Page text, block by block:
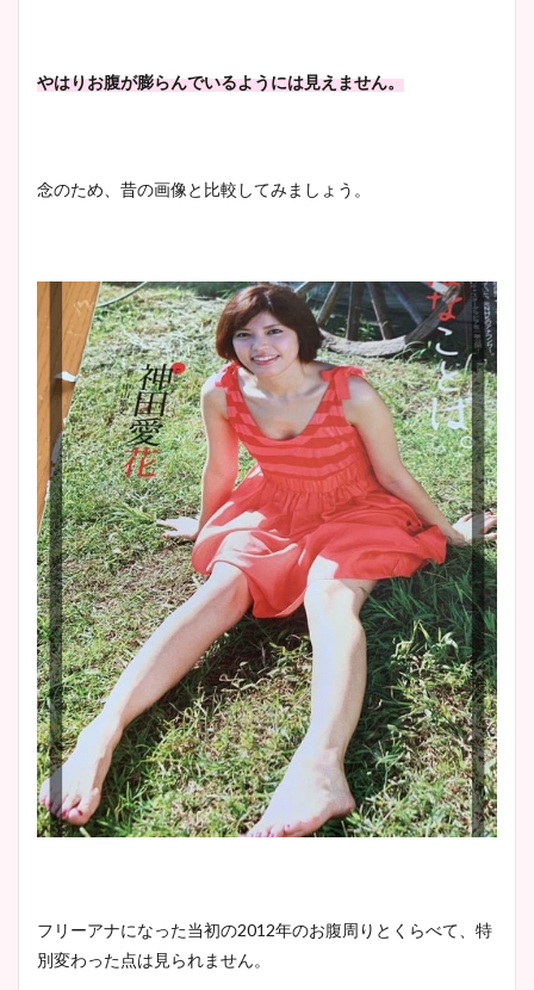
やはりお腹が膨らんでいるようには見えません。
念のため、昔の画像と比較してみましょう。
フリーアナになった当初の2012年のお腹周りとくらべて、特
別変わった点は見られません。